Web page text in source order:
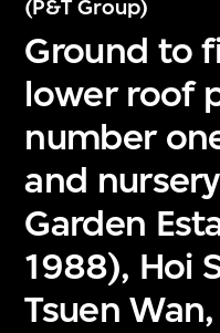
(P&T Group)
Ground to
lower roof
number
and
Garden
1988), Hoi
Tsuen